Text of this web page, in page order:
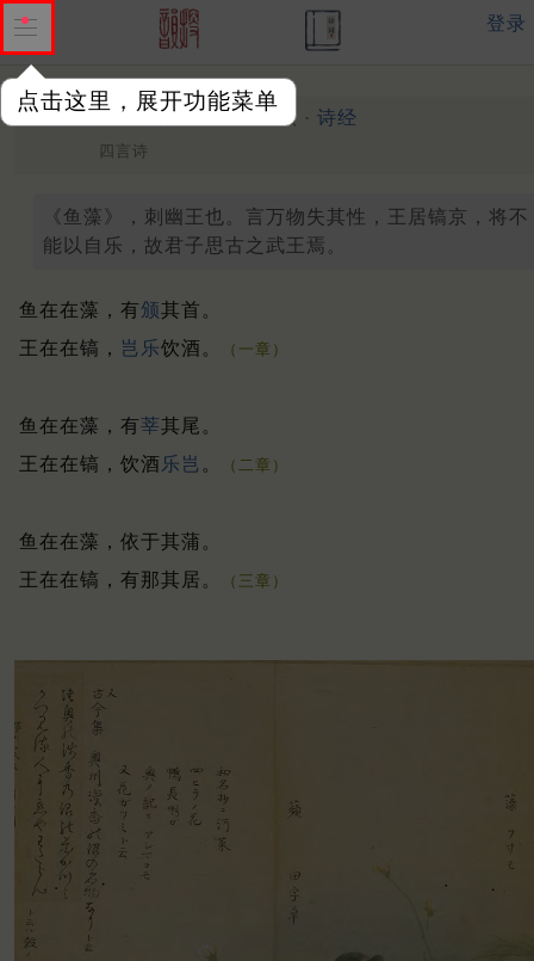
点击这里，展开功能菜单
登录
小雅·鱼藻之什 鱼藻 春秋 · 诗经
四言诗
《鱼藻》，刺幽王也。言万物失其性，王居镐京，将不
能以自乐，故君子思古之武王焉。
鱼在在藻，有颁其首。
王在在镐， 岂乐饮酒。 （一章）
鱼在在藻，有莘其尾。
王在在镐，饮酒 乐岂 。 （二章）
鱼在在藻，依于其蒲。
王在在镐，有那其居。
（三章）